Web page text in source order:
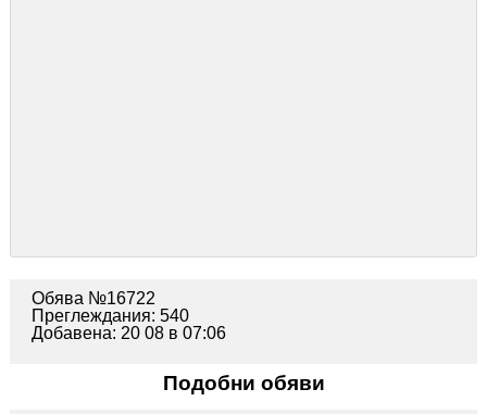
Обява №16722
Преглеждания: 540
Добавена: 20 08 в 07:06
Подобни обяви